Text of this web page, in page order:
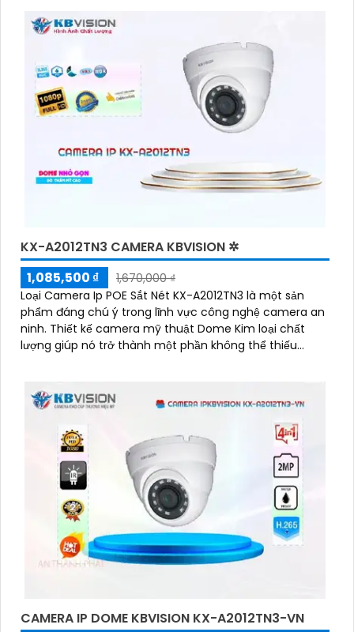
KX-A2012TN3 CAMERA KBVISION ✲
1,085,500 ₫
1,670,000 ₫
Loại Camera Ip POE Sắt Nét KX-A2012TN3 là một sản
phẩm đáng chú ý trong lĩnh vực công nghệ camera an
ninh. Thiết kế camera mỹ thuật Dome Kim loại chất
lượng giúp nó trở thành một phần không thể thiếu
CAMERA IP DOME KBVISION KX-A2012TN3-VN